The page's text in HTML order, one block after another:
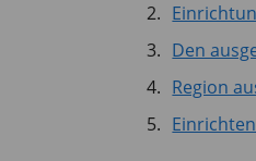
Den
Region